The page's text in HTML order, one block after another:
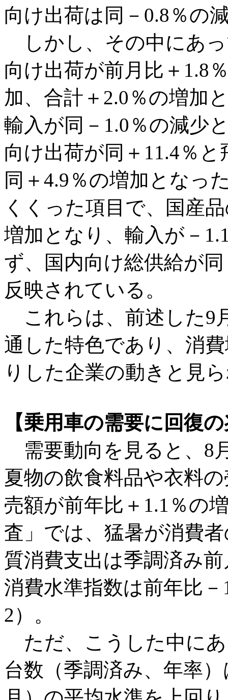
向け出荷は同－0.8％の
しかし、その中にあ
向け出荷が前月比＋1.8
加、合計＋2.0％の増加
輸入が同－1.0％の減少
向け出荷が同＋11.4％
同＋4.9％の増加となっ
くくった項目で、国産
増加となり、輸入が－
ず、国内向け総供給が
反映されている。
これらは、前述した9
通した特色であり、消
りした企業の動きと見
【乗用車の需要に回復
需要動向を見ると、8
夏物の飲食料品や衣料
売額が前年比＋1.1％の
査」では、猛暑が消費
質消費支出は季調済み
消費水準指数は前年比
2）。
ただ、こうした中に
台数（季調済み、年率